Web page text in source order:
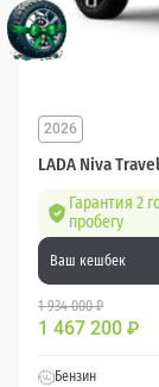
LADA Niva Travel
2026
Гарантия 2
пробегу
Ваш кешбек
1 934 000 ₽
1 467 200 ₽
Бензин